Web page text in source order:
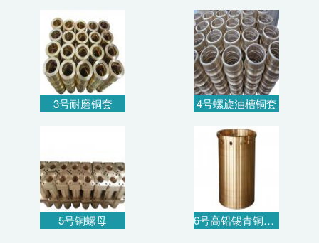
3号耐磨铜套 4号螺旋油槽铜套
5号铜螺母 6号高铅锡青铜衬套